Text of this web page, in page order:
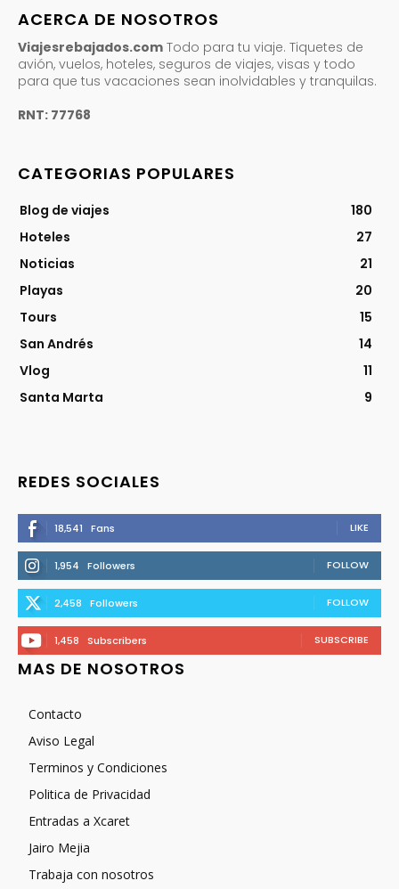
ACERCA DE NOSOTROS
Viajesrebajados.com Todo para tu viaje. Tiquetes de
avión, vuelos, hoteles, seguros de viajes, visas y todo
para que tus vacaciones sean inolvidables y tranquilas.
RNT: 77768
CATEGORIAS POPULARES
Blog de viajes
180
Hoteles
27
Noticias
21
Playas
20
Tours
15
San Andrés
14
Vlog
11
Santa Marta
9
REDES SOCIALES
18,541 Fans LIKE
1,954 Followers FOLLOW
2,458 Followers FOLLOW
1,458 Subscribers SUBSCRIBE
MAS DE NOSOTROS
Contacto
Aviso Legal
Terminos y Condiciones
Politica de Privacidad
Entradas a Xcaret
Jairo Mejia
Trabaja con nosotros